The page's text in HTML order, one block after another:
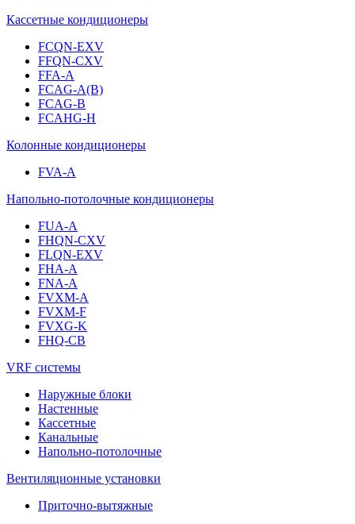
Кассетные кондиционеры
FCQN-EXV
FFQN-CXV
FFA-A
FCAG-A(B)
FCAG-B
FCAHG-H
Колонные кондиционеры
FVA-A
Напольно-потолочные кондиционеры
FUA-A
FHQN-CXV
FLQN-EXV
FHA-A
FNA-A
FVXM-A
FVXM-F
FVXG-K
FHQ-CB
VRF системы
Наружные блоки
Настенные
Кассетные
Канальные
Напольно-потолочные
Вентиляционные установки
Приточно-вытяжные